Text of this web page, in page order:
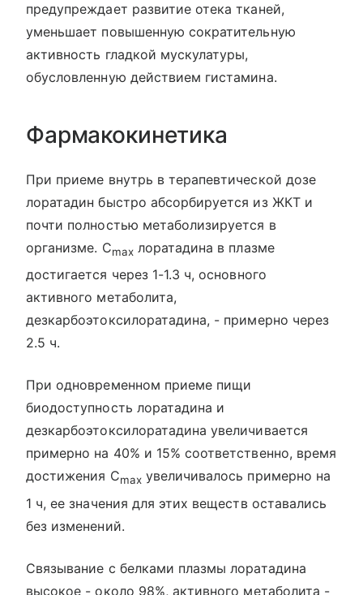
предупреждает развитие отека тканей,
уменьшает повышенную сократительную
активность гладкой мускулатуры,
обусловленную действием гистамина.
Фармакокинетика
При приеме внутрь в терапевтической дозе
лоратадин быстро абсорбируется из ЖКТ и
почти полностью метаболизируется в
организме. Cmaxлоратадина в плазме
достигается через 1-1.3 ч, основного
активного метаболита,
дезкарбоэтоксилоратадина, - примерно через
2.5 ч.
При одновременном приеме пищи
биодоступность лоратадина и
дезкарбоэтоксилоратадина увеличивается
примерно на 40% и 15% соответственно, время
достижения Cmaxувеличивалось примерно на
1 ч, ее значения для этих веществ оставались
без изменений.
Связывание с белками плазмы лоратадина
высокое - около 98%, активного метаболита -